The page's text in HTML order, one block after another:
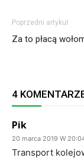
Poprzedni artykuł
Za to płacą
4
Pik
20 marca 2019 W
Transport